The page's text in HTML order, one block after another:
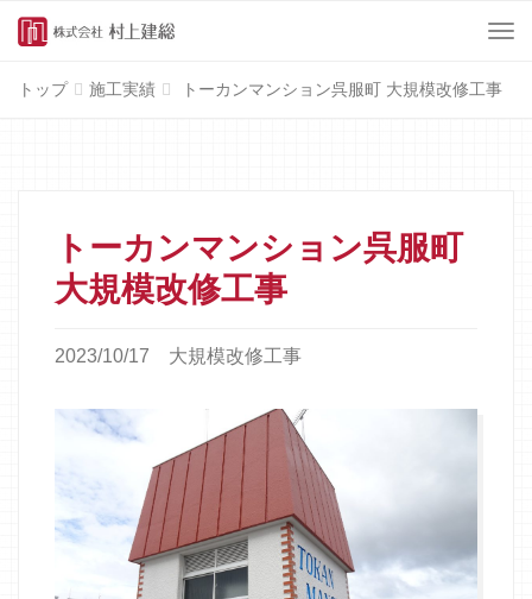
Menu
トップ 施工実績 トーカンマンション呉服町 大規模改修工事
トーカンマンション呉服町
大規模改修工事
2023/10/17 大規模改修工事